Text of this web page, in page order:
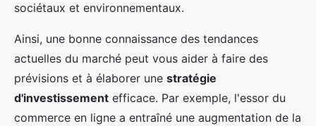
sociétaux et environnementaux.
Ainsi, une bonne connaissance des tendances
actuelles du marché peut vous aider à faire des
prévisions et à élaborer une stratégie
d'investissement efficace. Par exemple, l'essor du
commerce en ligne a entraîné une augmentation de la